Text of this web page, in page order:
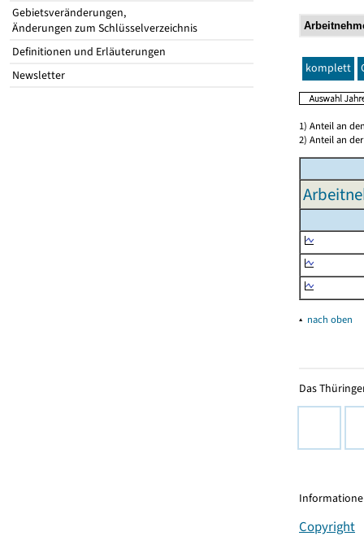
Gebietsveränderungen,
Änderungen zum Schlüsselverzeichnis
Definitionen und Erläuterungen
Newsletter
komplett
1) Anteil an
2) Anteil an
▴ nach oben
Das
Copyright